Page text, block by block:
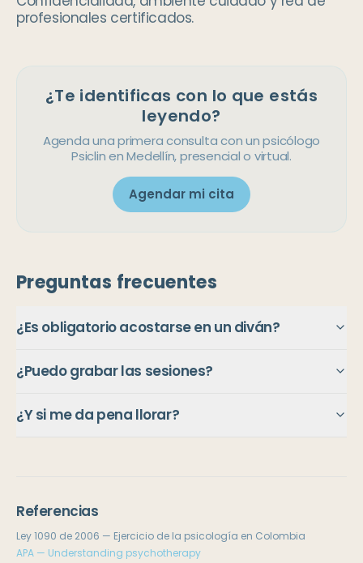
profesionales certificados.
¿Te identificas con lo que estás
leyendo?
Agenda una primera consulta con un psicólogo
Psiclin en Medellín, presencial o virtual.
Agendar mi cita
Preguntas frecuentes
¿Es obligatorio acostarse en un diván?
¿Puedo grabar las sesiones?
¿Y si me da pena llorar?
Referencias
Ley 1090 de 2006 — Ejercicio de la psicología en Colombia
APA — Understanding psychotherapy